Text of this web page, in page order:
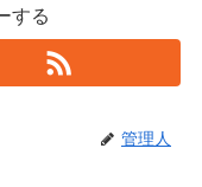
する
管理人